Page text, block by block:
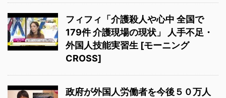
フィフィ「介護殺人や心中 全国で
179件 介護現場の現状」 人手不足・
外国人技能実習生 [モーニング
CROSS]
政府が外国人労働者を今後５０万人